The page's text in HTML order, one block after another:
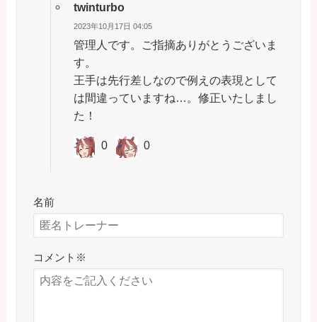
twinturbo
2023年10月17日 04:05
管理人です。ご指摘ありがとうございま
す。
王手は先行差しなので例えの表現として
は間違っていますね…。修正いたしまし
た！
0 0
名前
コメント ※